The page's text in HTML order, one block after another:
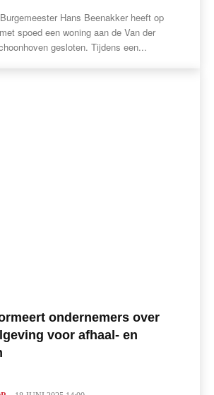
Hans Beenakker heeft op
spoed een woning aan de Van der
gesloten. Tijdens een...
ondernemers over
voor afhaal- en